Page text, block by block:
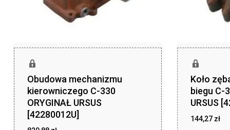
Obudowa mechanizmu
kierowniczego C-330
ORYGINAŁ URSUS
[42280012U]
Koło
biegu C-
URSUS
144,27 zł